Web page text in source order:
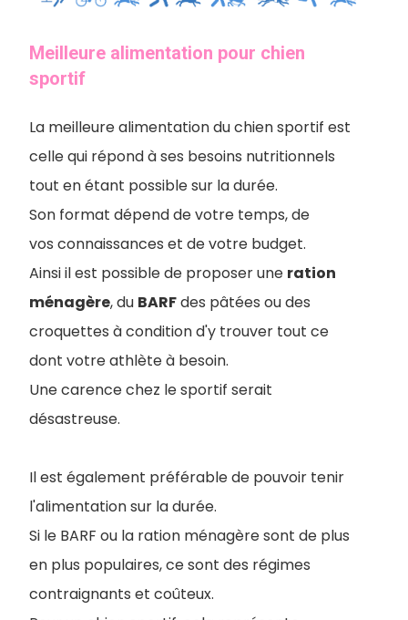
Meilleure alimentation pour chien
sportif
La meilleure alimentation du chien sportif est
celle qui répond à ses besoins nutritionnels
tout en étant possible sur la durée.
Son format dépend de votre temps, de
vos connaissances et de votre budget.
Ainsi il est possible de proposer une ration
ménagère, du BARFdes pâtées ou des
croquettes à condition d'y trouver tout ce
dont votre athlète à besoin.
Une carence chez le sportif serait
désastreuse.
Il est également préférable de pouvoir tenir
l'alimentation sur la durée.
Si le BARF ou la ration ménagère sont de plus
en plus populaires, ce sont des régimes
contraignants et coûteux.